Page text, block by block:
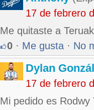
17 de febrero
Me quitaste a
0 · Me gusta · No
Dylan
17 de febrero
Mi pedido es Rodwy